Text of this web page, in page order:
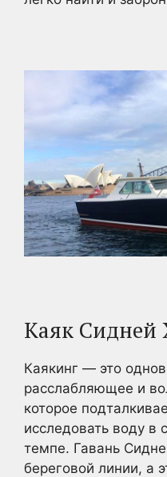
Каяк Сидней
Каякинг — это
расслабляющее и
которое
исследовать воду в
темпе. Гавань
береговой линии, а